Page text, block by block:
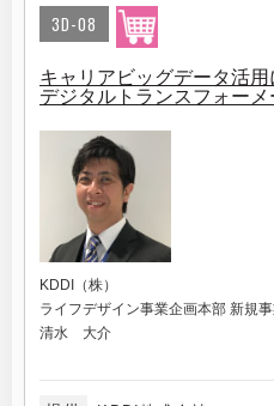
3D-08
キャリアビッグデータ活用
デジタルトランスフォー
KDDI（株）
ライフデザイン事業企画本部 新規
清水 大介